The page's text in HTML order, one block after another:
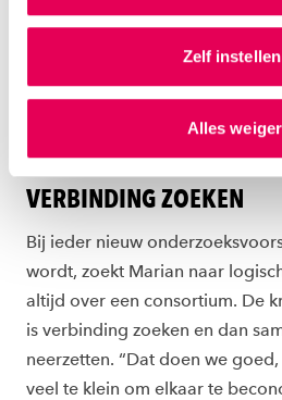
Als je op ‘Alles accepteren’ klikt
toestemming om cookies voor
gepersonaliseerde advertenties
cookiestatement. Via ‘Zelf
instellen welke cookies we
toestemming altijd wijzigen of
onscookiestatement.
Zelf instellen
Alles
Marian de van
Lector Voeding,
VERBINDING ZOEKEN
Bij ieder nieuw
wordt, zoekt Marian naar
altijd over een consortium. De
is verbinding zoeken en dan
neerzetten. “Dat doen we
veel te klein om elkaar te